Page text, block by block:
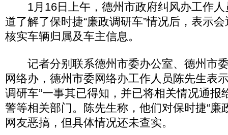
1月16日上午，德州市政府纠风办工作人
道了解了保时捷“廉政调研车”情况后，表示
核实车辆归属及车主信息。
记者分别联系德州市委办公室、德州市
网络办，德州市委网络办工作人员陈先生表
调研车”一事其已得知，并已将相关情况通报
警等相关部门。陈先生称，他们对保时捷“廉
网友恶搞，但具体情况还未查实。